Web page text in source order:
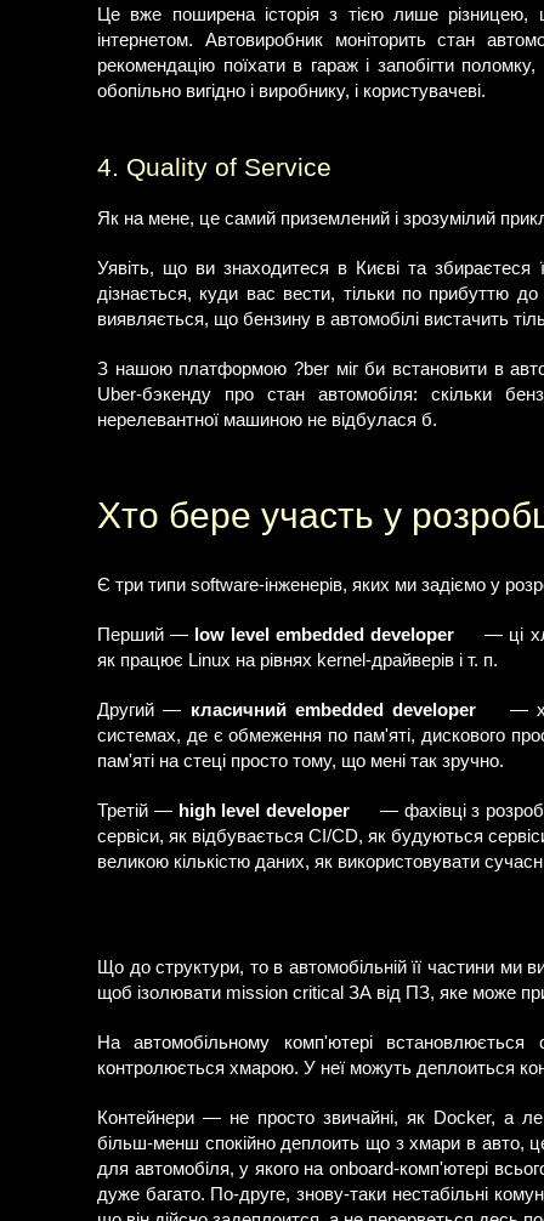
Це вже поширена історія з тією лише різницею,
інтернетом. Автовиробник моніторить стан
рекомендацію поїхати в гараж і запобігти
обопільно вигідно і виробнику, і користувачеві.
4. Quality of Service
Як на мене, це самий приземлений і зрозумілий
Уявіть, що ви знаходитеся в Києві та збираєтеся
дізнається, куди вас вести, тільки по прибуттю
виявляється, що бензину в автомобілі вистачить
З нашою платформою ?ber міг би встановити в
Uber-бэкенду про стан автомобіля: скільки
нерелевантної машиною не відбулася б.
Хто бере участь у
Є три типи software-інженерів, яких ми задіємо у
Перший — low level embedded developer
— ці
як працює Linux на рівнях kernel-драйверів і т. п.
Другий — класичний embedded developer
—
системах, де є обмеження по пам'яті, дискового
пам'яті на стеці просто тому, що мені так зручно.
Третій — high level developer
— фахівці з
сервіси, як відбувається CI/CD, як будуються
великою кількістю даних, як використовувати
Що до структури, то в автомобільній її частини ми
щоб ізолювати mission critical ЗА від ПЗ, яке може
На автомобільному комп'ютері
контролюється хмарою. У неї можуть деплоиться
Контейнери — не просто звичайні, як Docker, а
більш-менш спокійно деплоить що з хмари в
для автомобіля, у якого на onboard-комп'ютері
дуже багато. По-друге, знову-таки нестабільні